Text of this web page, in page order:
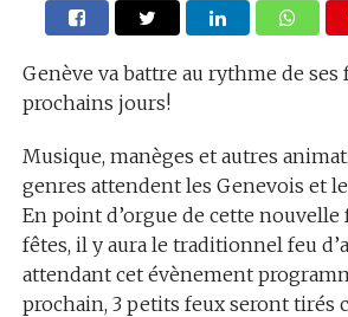
Genève va battre au rythme de ses
prochains jours!
Musique, manèges et autres
genres attendent les Genevois et
En point d’orgue de cette nouvelle
fêtes, il y aura le traditionnel feu
attendant cet évènement
prochain, 3 petits feux seront tirés